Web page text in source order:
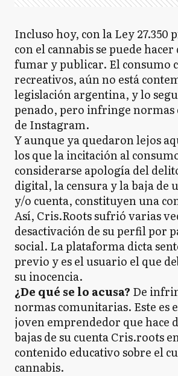
Incluso hoy, con la Ley 27.350
con el cannabis se puede
fumar y publicar. El consumo
recreativos, aún no está
legislación argentina, y lo
penado, pero infringe
de Instagram.
Y aunque ya quedaron lejos
los que la incitación al
considerarse apología del
digital, la censura y la baja de
y/o cuenta, constituyen una
Así, Cris.Roots sufrió varias
desactivación de su perfil por
social. La plataforma dicta
previo y es el usuario el que
su inocencia.
¿De qué se lo acusa? De
normas comunitarias. Este es
joven emprendedor que hace
bajas de su cuenta Cris.roots
contenido educativo sobre el
cannabis.